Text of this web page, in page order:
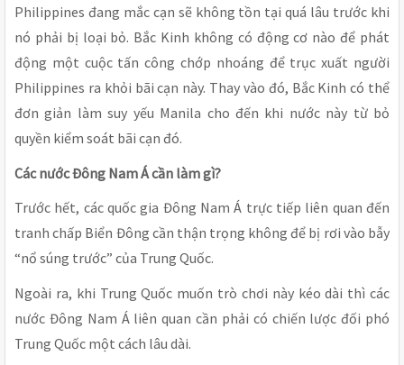
Philippines đang mắc cạn sẽ không tồn tại quá lâu trước khi
nó phải bị loại bỏ. Bắc Kinh không có động cơ nào để phát
động một cuộc tấn công chớp nhoáng để trục xuất người
Philippines ra khỏi bãi cạn này. Thay vào đó, Bắc Kinh có thể
đơn giản làm suy yếu Manila cho đến khi nước này từ bỏ
quyền kiểm soát bãi cạn đó.
Các nước Đông Nam Á cần làm gì?
Trước hết, các quốc gia Đông Nam Á trực tiếp liên quan đến
tranh chấp Biển Đông cần thận trọng không để bị rơi vào bẫy
“nổ súng trước” của Trung Quốc.
Ngoài ra, khi Trung Quốc muốn trò chơi này kéo dài thì các
nước Đông Nam Á liên quan cần phải có chiến lược đối phó
Trung Quốc một cách lâu dài.